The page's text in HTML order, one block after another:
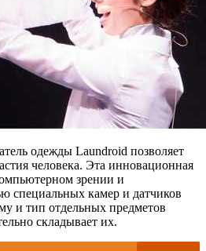
одежды Laundroid позволяет
человека. Эта инновационная
зрении и
специальных камер и датчиков
и тип отдельных предметов
складывает их.